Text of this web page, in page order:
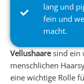
lang und
fein und
macht.
Vellushaaresind ein
menschlichen
eine wichtige Rolle